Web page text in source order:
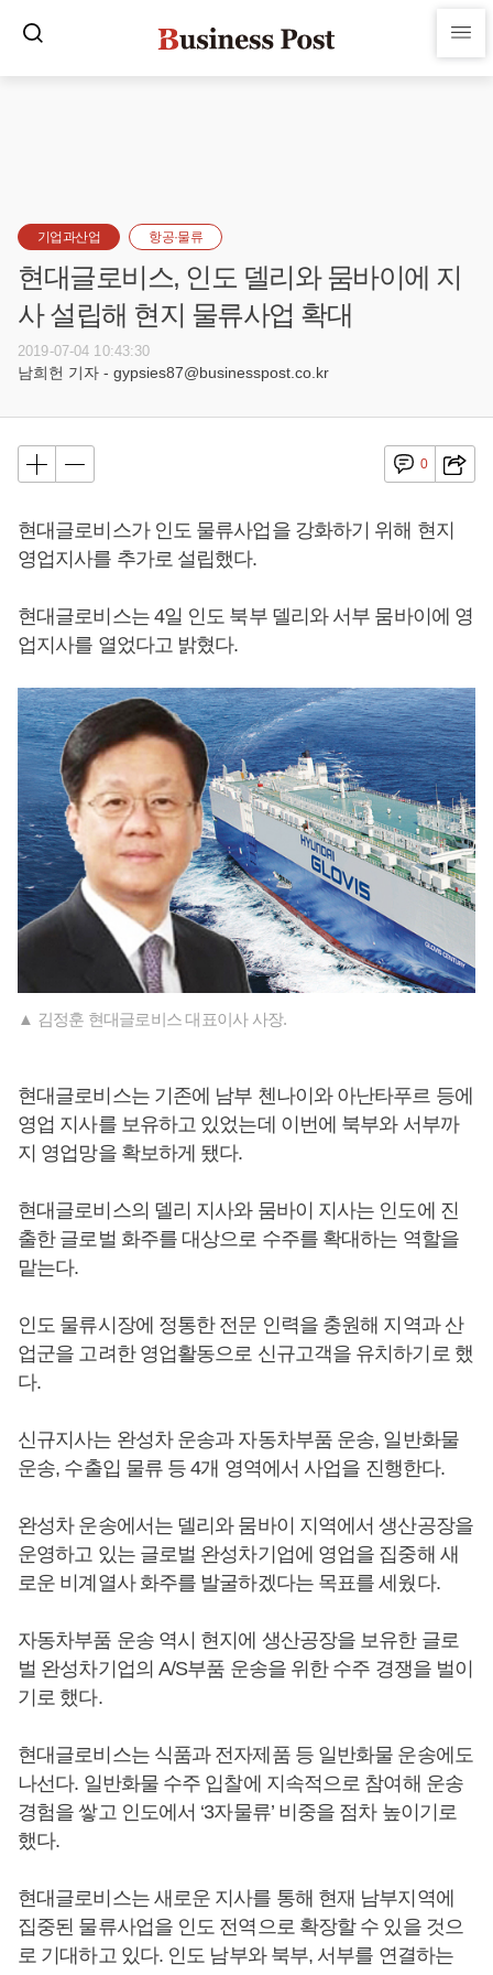
기업과산업 항공·물류
현대글로비스, 인도 델리와 뭄바이에 지
사 설립해 현지 물류사업 확대
2019-07-04 10:43:30
남희헌 기자 - gypsies87@businesspost.co.kr
0
현대글로비스가 인도 물류사업을 강화하기 위해 현지
영업지사를 추가로 설립했다.
현대글로비스는 4일 인도 북부 델리와 서부 뭄바이에 영
업지사를 열었다고 밝혔다.
▲ 김정훈 현대글로비스 대표이사 사장.
현대글로비스는 기존에 남부 첸나이와 아난타푸르 등에
영업 지사를 보유하고 있었는데 이번에 북부와 서부까
지 영업망을 확보하게 됐다.
현대글로비스의 델리 지사와 뭄바이 지사는 인도에 진
출한 글로벌 화주를 대상으로 수주를 확대하는 역할을
맡는다.
인도 물류시장에 정통한 전문 인력을 충원해 지역과 산
업군을 고려한 영업활동으로 신규고객을 유치하기로 했
다.
신규지사는 완성차 운송과 자동차부품 운송, 일반화물
운송, 수출입 물류 등 4개 영역에서 사업을 진행한다.
완성차 운송에서는 델리와 뭄바이 지역에서 생산공장을
운영하고 있는 글로벌 완성차기업에 영업을 집중해 새
로운 비계열사 화주를 발굴하겠다는 목표를 세웠다.
자동차부품 운송 역시 현지에 생산공장을 보유한 글로
벌 완성차기업의 A/S부품 운송을 위한 수주 경쟁을 벌이
기로 했다.
현대글로비스는 식품과 전자제품 등 일반화물 운송에도
나선다. 일반화물 수주 입찰에 지속적으로 참여해 운송
경험을 쌓고 인도에서 ‘3자물류’ 비중을 점차 높이기로
했다.
현대글로비스는 새로운 지사를 통해 현재 남부지역에
집중된 물류사업을 인도 전역으로 확장할 수 있을 것으
로 기대하고 있다. 인도 남부와 북부, 서부를 연결하는